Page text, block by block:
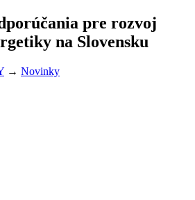
pre rozvoj
na Slovensku
→ Novinky